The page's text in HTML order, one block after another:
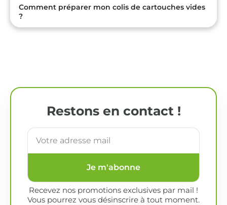
Comment préparer mon colis de cartouches vides
?
Restons en contact !
Je m'abonne
Recevez nos promotions exclusives par mail !
Vous pourrez vous désinscrire à tout moment.